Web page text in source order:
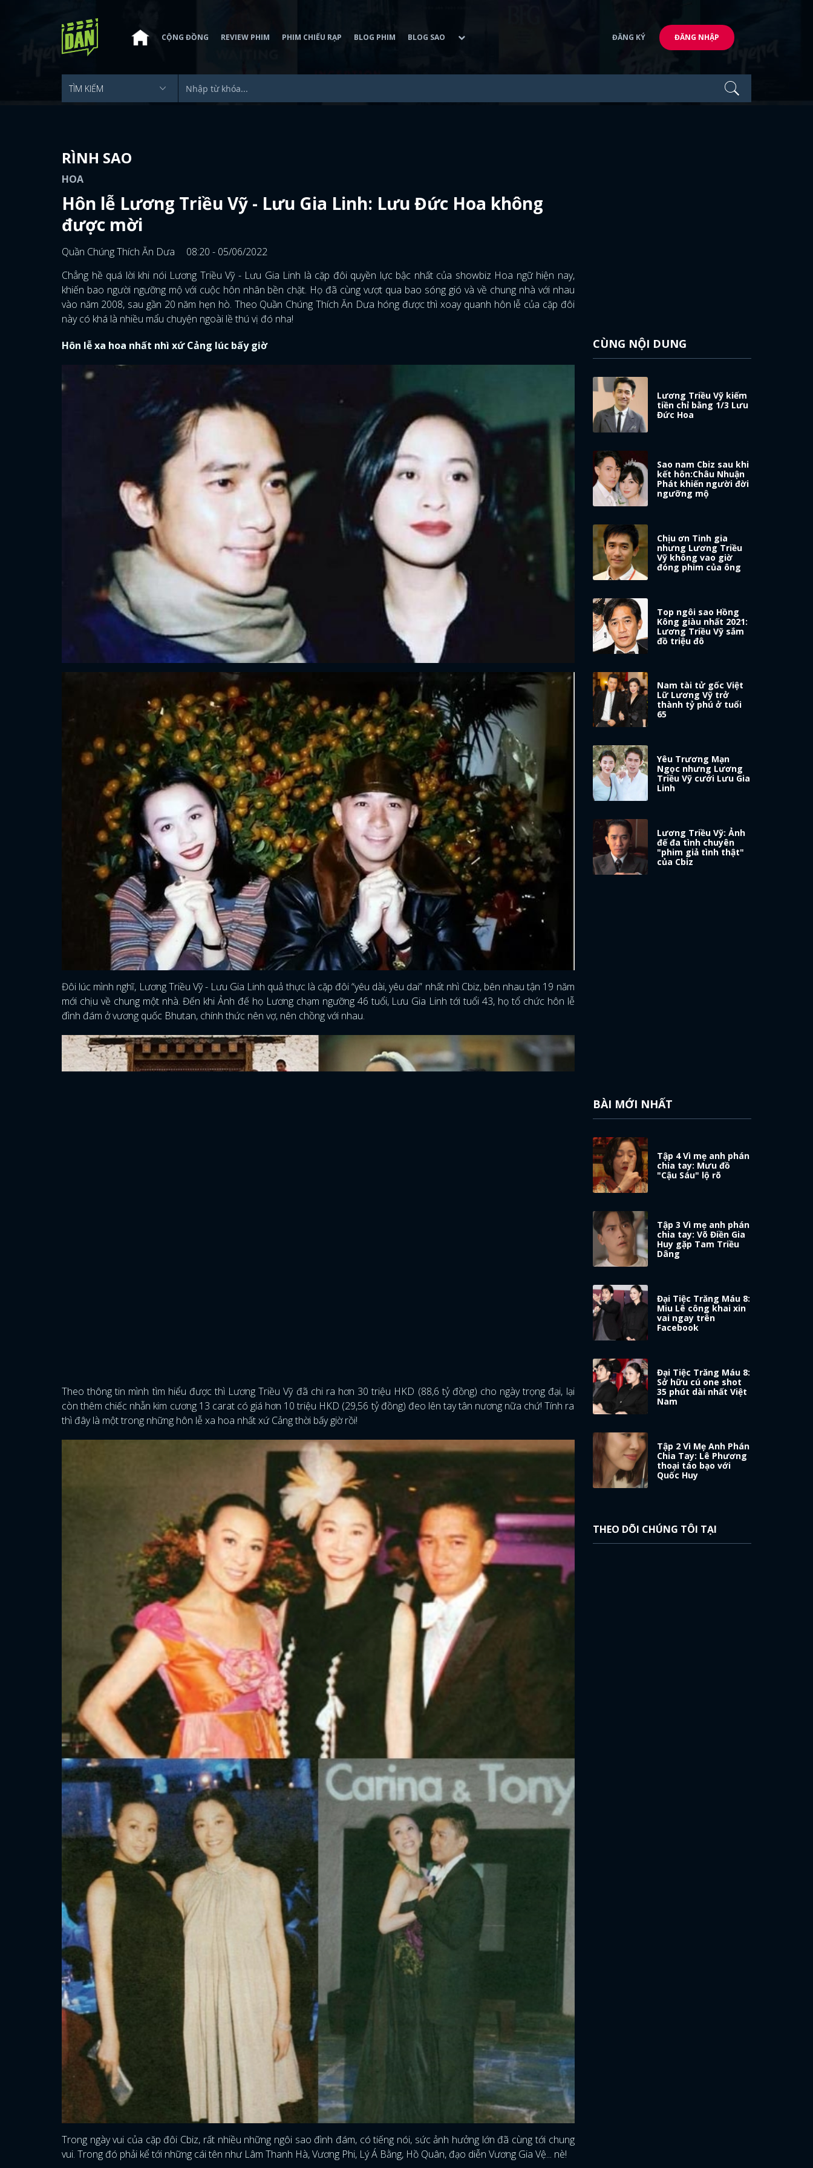
CỘNG ĐỒNG REVIEW PHIM PHIM CHIẾU RẠP BLOG PHIM BLOG SAO ĐĂNG KÝ ĐĂNG NHẬP
RÌNH SAO
HOA
Hôn lễ Lương Triều Vỹ - Lưu Gia Linh: Lưu Đức Hoa không
được mời
Quần Chúng Thích Ăn Dưa
08:20 - 05/06/2022
Chẳng hề quá lời khi nói Lương Triều Vỹ - Lưu Gia Linh là cặp đôi quyền lực bậc nhất của showbiz Hoa ngữ hiện nay,
khiến bao người ngưỡng mộ với cuộc hôn nhân bền chặt. Họ đã cùng vượt qua bao sóng gió và về chung nhà với nhau
vào năm 2008, sau gần 20 năm hẹn hò. Theo Quần Chúng Thích Ăn Dưa hóng được thì xoay quanh hôn lễ của cặp đôi
này có khá là nhiều mẩu chuyện ngoài lề thú vị đó nha!
Hôn lễ xa hoa nhất nhì xứ Cảng lúc bấy giờ
Đôi lúc mình nghĩ, Lương Triều Vỹ - Lưu Gia Linh quả thực là cặp đôi “yêu dài, yêu dai” nhất nhì Cbiz, bên nhau tận 19 năm
mới chịu về chung một nhà. Đến khi Ảnh đế họ Lương chạm ngưỡng 46 tuổi, Lưu Gia Linh tới tuổi 43, họ tổ chức hôn lễ
đình đám ở vương quốc Bhutan, chính thức nên vợ, nên chồng với nhau.
Theo thông tin mình tìm hiểu được thì Lương Triều Vỹ đã chi ra hơn 30 triệu HKD (88,6 tỷ đồng) cho ngày trọng đại, lại
còn thêm chiếc nhẫn kim cương 13 carat có giá hơn 10 triệu HKD (29,56 tỷ đồng) đeo lên tay tân nương nữa chứ! Tính ra
thì đây là một trong những hôn lễ xa hoa nhất xứ Cảng thời bấy giờ rồi!
Trong ngày vui của cặp đôi Cbiz, rất nhiều những ngôi sao đình đám, có tiếng nói, sức ảnh hưởng lớn đã cùng tới chung
vui. Trong đó phải kể tới những cái tên như Lâm Thanh Hà, Vương Phi, Lý Á Bằng, Hồ Quân, đạo diễn Vương Gia Vệ... nè!
CÙNG NỘI DUNG
Lương Triều Vỹ kiếm
tiền chỉ bằng 1/3 Lưu
Đức Hoa
Sao nam Cbiz sau khi
kết hôn:Châu Nhuận
Phát khiến người đời
ngưỡng mộ
Chịu ơn Tinh gia
nhưng Lương Triều
Vỹ không vao giờ
đóng phim của ông
Top ngôi sao Hồng
Kông giàu nhất 2021:
Lương Triều Vỹ sắm
đồ triệu đô
Nam tài tử gốc Việt
Lữ Lương Vỹ trở
thành tỷ phú ở tuổi
65
Yêu Trương Mạn
Ngọc nhưng Lương
Triều Vỹ cưới Lưu Gia
Linh
Lương Triều Vỹ: Ảnh
đế đa tình chuyên
"phim giả tình thật"
của Cbiz
BÀI MỚI NHẤT
Tập 4 Vì mẹ anh phán
chia tay: Mưu đồ
"Cậu Sáu" lộ rõ
Tập 3 Vì mẹ anh phán
chia tay: Võ Điền Gia
Huy gặp Tam Triều
Dâng
Đại Tiệc Trăng Máu 8:
Miu Lê công khai xin
vai ngay trên
Facebook
Đại Tiệc Trăng Máu 8:
Sở hữu cú one shot
35 phút dài nhất Việt
Nam
Tập 2 Vì Mẹ Anh Phán
Chia Tay: Lê Phương
thoại táo bạo với
Quốc Huy
THEO DÕI CHÚNG TÔI TẠI